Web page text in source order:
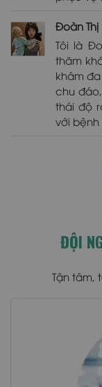
Đoàn Thị
Tôi là
thăm
khám
chu
thái độ
với bệnh
ĐỘI
Tận tâm,